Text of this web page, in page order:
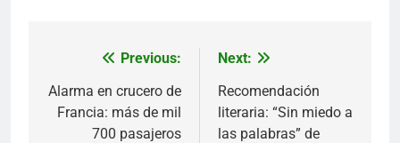
Navegación
de
entradas
Previous:
Alarma en crucero de
Francia: más de mil
700 pasajeros
Next:
Recomendación
literaria: “Sin miedo a
las palabras” de